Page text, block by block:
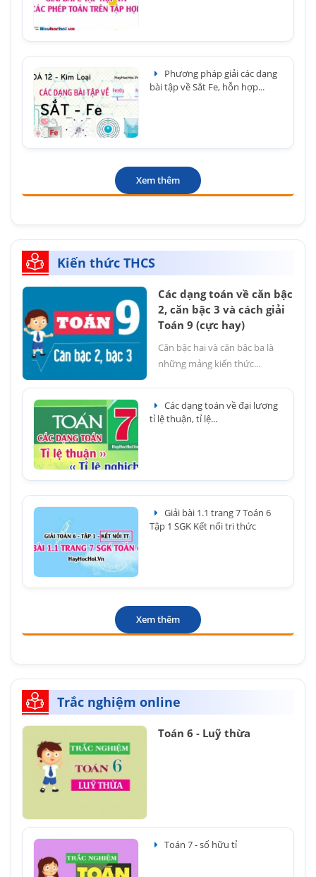
Phương pháp giải các dạng
bài tập về Sắt Fe, hỗn hợp...
Xem thêm
Kiến thức THCS
Các dạng toán về căn bậc
2, căn bậc 3 và cách giải
Toán 9 (cực hay)
Căn bậc hai và căn bậc ba là
những mảng kiến thức...
Các dạng toán về đại lượng
tỉ lệ thuận, tỉ lệ...
Giải bài 1.1 trang 7 Toán 6
Tập 1 SGK Kết nối tri thức
Xem thêm
Trắc nghiệm online
Toán 6 - Luỹ thừa
Toán 7 - số hữu tỉ